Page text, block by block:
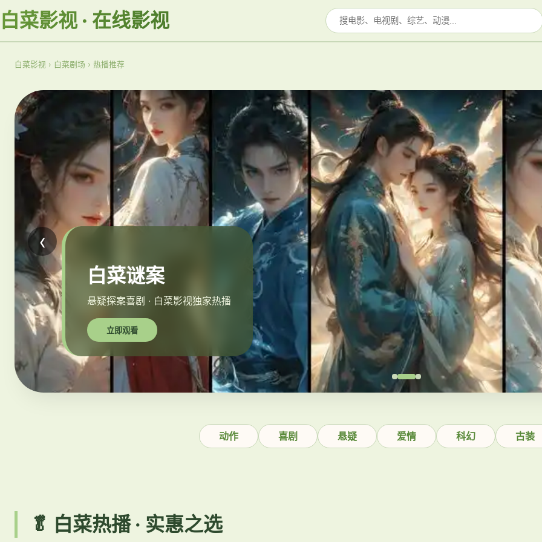
白菜影视 · 在线影视
白菜影视 › 白菜剧场 › 热播推荐
白菜谜案
悬疑探案喜剧 · 白菜影视独家热播
立即观看
‹
动作 喜剧 悬疑 爱情 科幻 古装
🥬 白菜热播 · 实惠之选